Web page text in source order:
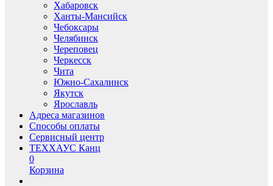
Хабаровск
Ханты-Мансийск
Чебоксары
Челябинск
Череповец
Черкесск
Чита
Южно-Сахалинск
Якутск
Ярославль
Адреса магазинов
Способы оплаты
Сервисный центр
ТЕХХАУС Канц
0
Корзина